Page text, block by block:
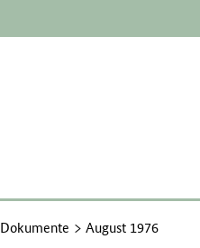
Dokumente August 1976